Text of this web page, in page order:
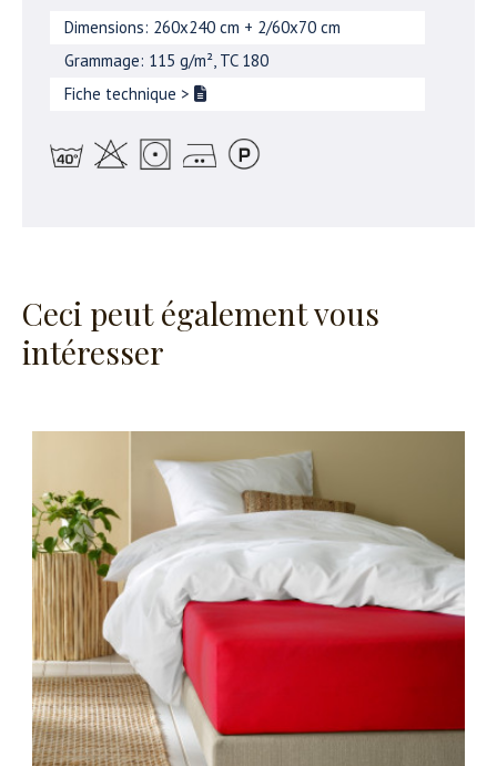
Dimensions: 260x240 cm + 2/60x70 cm
Grammage: 115 g/m², TC 180
Fiche technique >
Ceci peut également vous
intéresser